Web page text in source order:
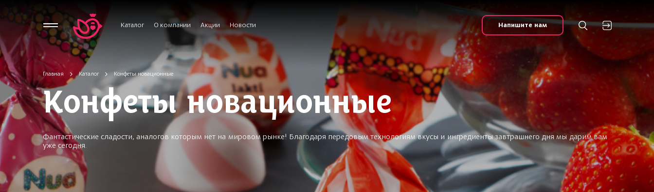
Каталог О компании Акции Новости Напишите нам
Главная Каталог Конфеты новационные
Конфеты новационные
Фантастические сладости, аналогов которым нет на мировом рынке! Благодаря передовым технологиям вкусы и ингредиенты завтрашнего дня мы дарим вам
уже сегодня.